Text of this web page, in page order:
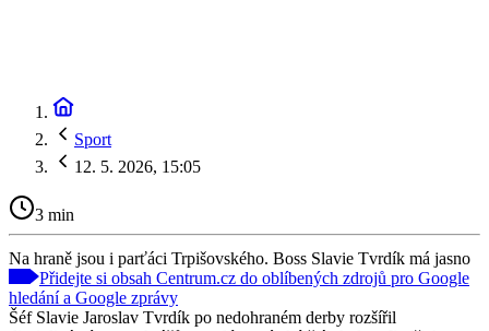
Sport
12. 5. 2026, 15:05
3 min
Na hraně jsou i parťáci Trpišovského. Boss Slavie Tvrdík má jasno
Přidejte si obsah Centrum.cz do oblíbených zdrojů pro Google
hledání a Google zprávy
Šéf Slavie Jaroslav Tvrdík po nedohraném derby rozšířil